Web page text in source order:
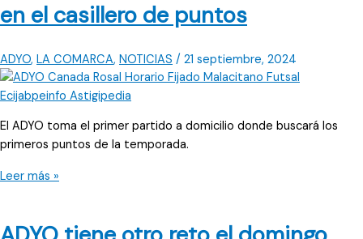
la
ante
el
Virgili
Cádiz
en el casillero de puntos
ADYO, LA COMARCA, NOTICIAS / 21 septiembre, 2024
El ADYO toma el primer partido a domicilio donde buscará los
primeros puntos de la temporada.
ADYO,
estrenarse
Leer más »